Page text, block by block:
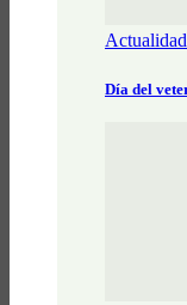
Día del